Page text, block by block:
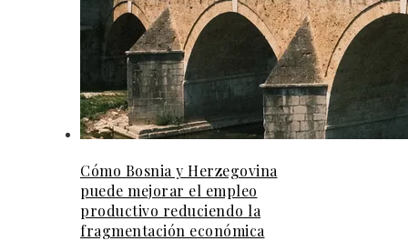
Cómo Bosnia y Herzegovina
puede mejorar el empleo
productivo reduciendo la
fragmentación económica